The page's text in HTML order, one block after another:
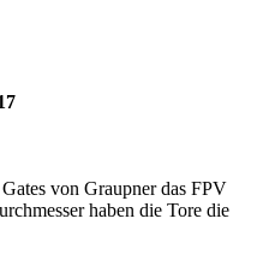
von Graupner das FPV
haben die Tore die